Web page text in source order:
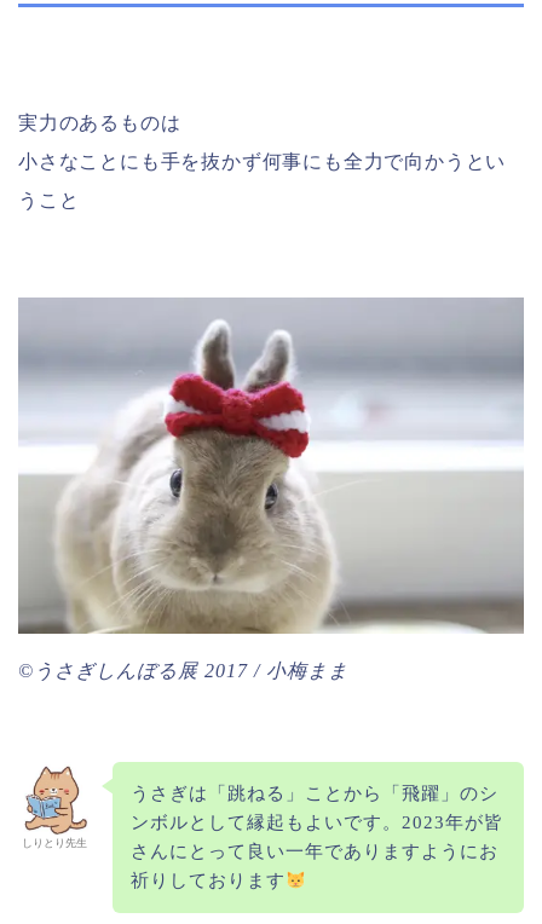
実力のあるものは
小さなことにも手を抜かず何事にも全力で向かうとい
うこと
©︎うさぎしんぼる展 2017 / 小梅まま
しりとり先生
うさぎは「跳ねる」ことから「飛躍」のシ
ンボルとして縁起もよいです。2023年が皆
さんにとって良い一年でありますようにお
祈りしております